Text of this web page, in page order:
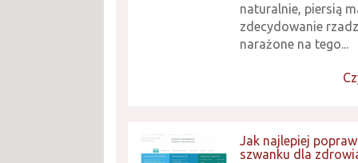
naturalnie, piersią
zdecydowanie
narażone na tego...
Jak najlepiej
szwanku dla